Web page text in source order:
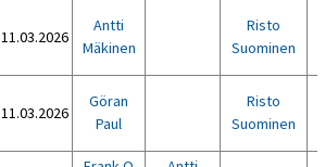
11.03.2026
Antti
Mäkinen
Risto
Suominen
11.03.2026
Göran
Paul
Risto
Suominen